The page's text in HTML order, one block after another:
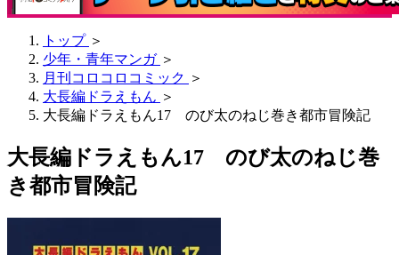
トップ ＞
少年・青年マンガ ＞
月刊コロコロコミック ＞
大長編ドラえもん ＞
大長編ドラえもん17 のび太のねじ巻き都市冒険記
大長編ドラえもん17 のび太のねじ巻
き都市冒険記